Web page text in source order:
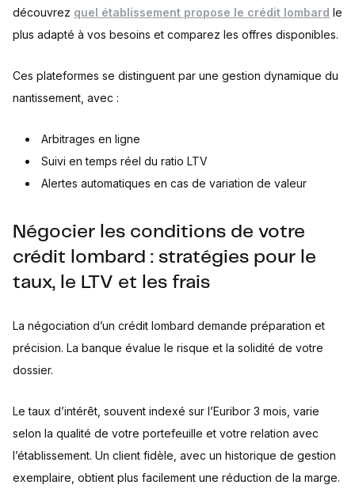
découvrez quel établissement propose le crédit lombard le
plus adapté à vos besoins et comparez les offres disponibles.
Ces plateformes se distinguent par une gestion dynamique du
nantissement, avec :
Arbitrages en ligne
Suivi en temps réel du ratio LTV
Alertes automatiques en cas de variation de valeur
Négocier les conditions de votre
crédit lombard : stratégies pour le
taux, le LTV et les frais
La négociation d’un crédit lombard demande préparation et
précision. La banque évalue le risque et la solidité de votre
dossier.
Le taux d’intérêt, souvent indexé sur l’Euribor 3 mois, varie
selon la qualité de votre portefeuille et votre relation avec
l’établissement. Un client fidèle, avec un historique de gestion
exemplaire, obtient plus facilement une réduction de la marge.